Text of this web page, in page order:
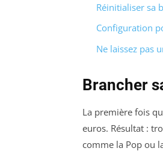
Réinitialiser sa
Configuration
Ne laissez pas
Brancher
La première fois
euros. Résultat :
comme la Pop ou